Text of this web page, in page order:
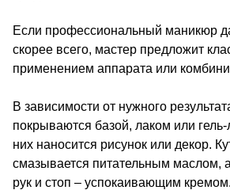
Если профессиональный маникюр
скорее всего, мастер предложит
применением аппарата или
В зависимости от нужного
покрываются базой, лаком или
них наносится рисунок или декор.
смазывается питательным маслом,
рук и стоп – успокаивающим кремом.